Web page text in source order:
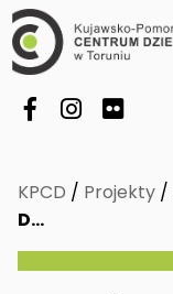
KPCD / Projekty /
D…